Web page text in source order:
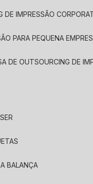
DE IMPRESSÃO
PARA PEQUENA
DE OUTSOURCING DE
BALANÇA